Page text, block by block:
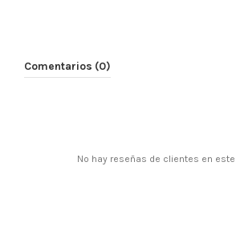
Comentarios (0)
No hay reseñas de clientes en